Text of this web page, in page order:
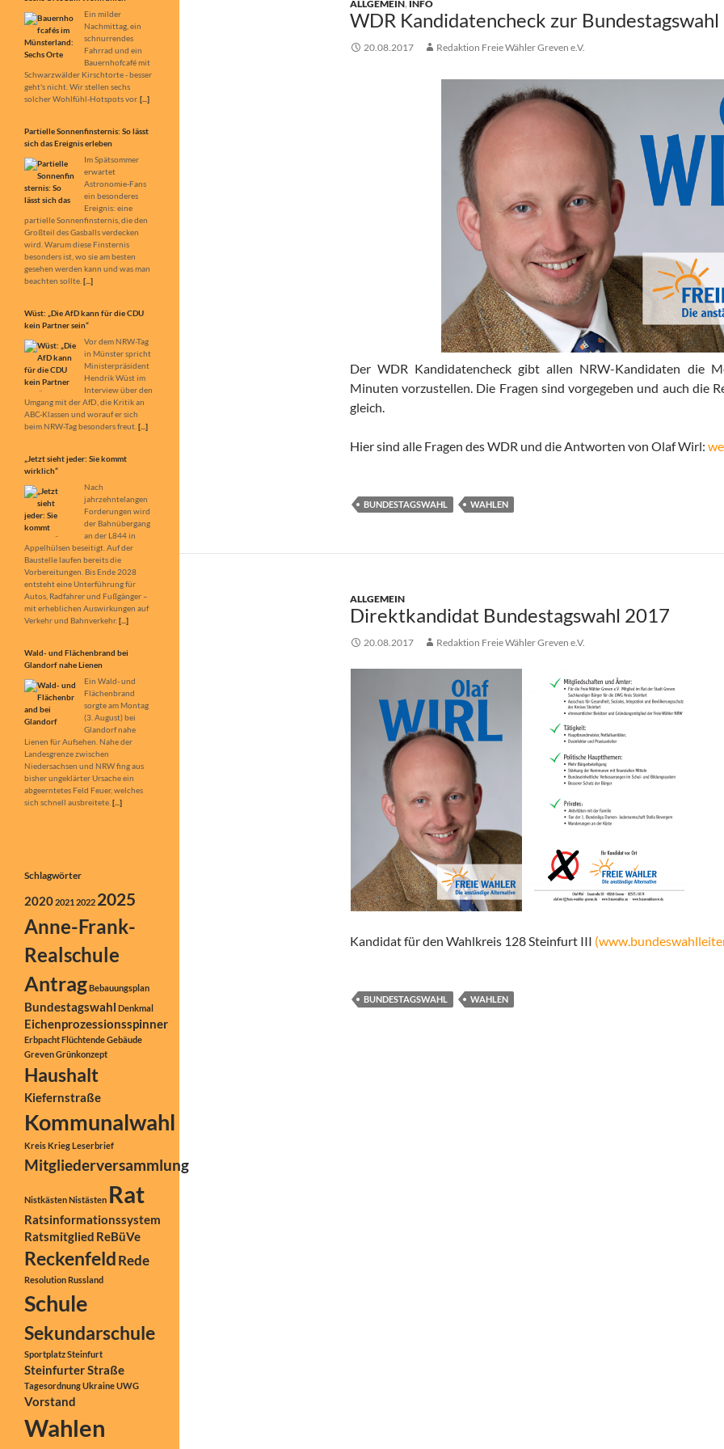
ALLGEMEIN, INFO
WDR Kandidatencheck zur
20.08.2017 Redaktion Freie Wähler Greven e.V.
Der WDR Kandidatencheck gibt allen NRW-Kandidaten die
Minuten vorzustellen. Die Fragen sind vorgegeben und auch die
gleich.
Hier sind alle Fragen des WDR und die Antworten von Olaf Wirl:
BUNDESTAGSWAHL WAHLEN
ALLGEMEIN
Direktkandidat Bundestagswahl 2017
20.08.2017 Redaktion Freie Wähler Greven e.V.
Kandidat für den Wahlkreis 128 Steinfurt III
BUNDESTAGSWAHL WAHLEN
Bauernhofcafé mit
Schwarzwälder Kirschtorte - besser
geht's nicht. Wir stellen sechs
solcher Wohlfühl-Hotspots vor.[...]
sich das Ereignis erleben
Astronomie-Fans
ein besonderes
Ereignis: eine
partielle Sonnenfinsternis, die den
Großteil des Gasballs verdecken
wird. Warum diese Finsternis
besonders ist, wo sie am besten
gesehen werden kann und was man
beachten sollte.[...]
Wüst: „Die AfD kann für die CDU
kein Partner sein“
Ministerpräsident
Hendrik Wüst im
Interview über den
Umgang mit der AfD, die Kritik an
ABC-Klassen und worauf er sich
beim NRW-Tag besonders freut.[...]
„Jetzt sieht jeder: Sie kommt
Forderungen wird
an der L844 in
Appelhülsen beseitigt. Auf der
Baustelle laufen bereits die
Vorbereitungen. Bis Ende 2028
entsteht eine Unterführung für
Autos, Radfahrer und Fußgänger –
mit erheblichen Auswirkungen auf
Verkehr und Bahnverkehr.[...]
Wald- und Flächenbrand bei
sorgte am Montag
(3. August) bei
Glandorf nahe
Lienen für Aufsehen. Nahe der
Landesgrenze zwischen
Niedersachsen und NRW fing aus
bisher ungeklärter Ursache ein
abgeerntetes Feld Feuer, welches
sich schnell ausbreitete.
Schlagwörter
20202021 2022 2025
Anne-Frank-
Realschule
AntragBebauungsplan
Bundestagswahl Denkmal
Eichenprozessionsspinner
ErbpachtFlüchtendeGebäude
GrevenGrünkonzept
Haushalt
Kiefernstraße
Kommunalwahl
KreisKriegLeserbrief
Mitgliederversammlung
NistkästenNistästen Rat
Ratsinformationssystem
Ratsmitglied ReBüVe
ReckenfeldRede
ResolutionRussland
Schule
Sekundarschule
SportplatzSteinfurt
Steinfurter Straße
TagesordnungUkraineUWG
Vorstand
Wahlen